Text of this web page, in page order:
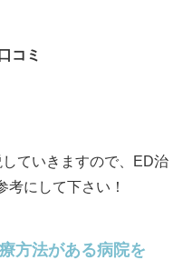
コミ
ていきますので、ED治
にして下さい！
方法がある病院を